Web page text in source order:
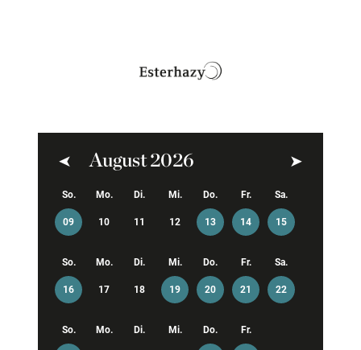
August 2026
So.
09
Mo.
10
Di.
11
Mi.
12
Do.
13
Fr.
14
Sa.
15
So.
16
Mo.
17
Di.
18
Mi.
19
Do.
20
Fr.
21
Sa.
22
So. Mo. Di. Mi. Do. Fr.
Zurück